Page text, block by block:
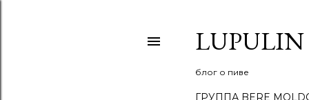
блог о пиве
ГРУППА BERE